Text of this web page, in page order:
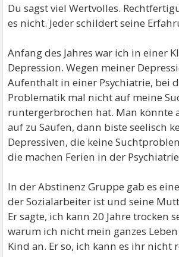
Du sagst viel Wertvolles.
es nicht. Jeder schildert seine
Anfang des Jahres war ich in einer
Depression. Wegen meiner
Aufenthalt in einer Psychiatrie, bei
Problematik mal nicht auf meine
runtergerbrochen hat. Man könnte
auf zu Saufen, dann biste seelisch
Depressiven, die keine
die machen Ferien in der
In der Abstinenz Gruppe gab es
der Sozialarbeiter ist und seine
Er sagte, ich kann 20 Jahre trocken
warum ich nicht mein ganzes
Kind an. Er so, ich kann es ihr nicht